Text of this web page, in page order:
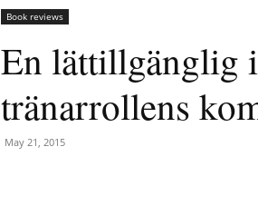
Book reviews
En lättillgänglig
tränarrollens
May 21, 2015